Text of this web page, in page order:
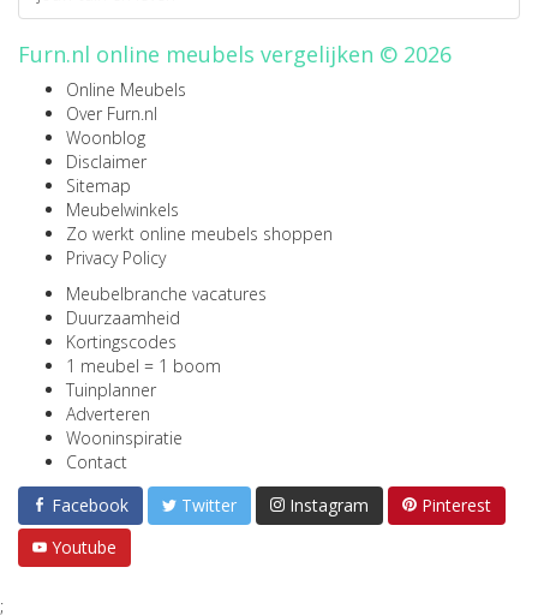
Furn.nl online meubels vergelijken © 2026
Online Meubels
Over Furn.nl
Woonblog
Disclaimer
Sitemap
Meubelwinkels
Zo werkt online meubels shoppen
Privacy Policy
Meubelbranche vacatures
Duurzaamheid
Kortingscodes
1 meubel = 1 boom
Tuinplanner
Adverteren
Wooninspiratie
Contact
Facebook
Twitter Instagram
Pinterest
Youtube
;